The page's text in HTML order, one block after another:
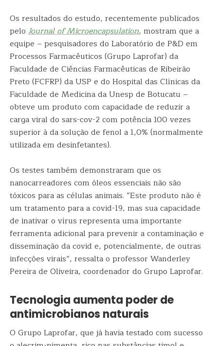
Os resultados do estudo, recentemente publicados
pelo Journal of Microencapsulation, mostram que a
equipe – pesquisadores do Laboratório de P&D em
Processos Farmacêuticos (Grupo Laprofar) da
Faculdade de Ciências Farmacêuticas de Ribeirão
Preto (FCFRP) da USP e do Hospital das Clínicas da
Faculdade de Medicina da Unesp de Botucatu –
obteve um produto com capacidade de reduzir a
carga viral do sars-cov-2 com potência 100 vezes
superior à da solução de fenol a 1,0% (normalmente
utilizada em desinfetantes).
Os testes também demonstraram que os
nanocarreadores com óleos essenciais não são
tóxicos para as células animais. “Este produto não é
um tratamento para a covid-19, mas sua capacidade
de inativar o vírus representa uma importante
ferramenta adicional para prevenir a contaminação e
disseminação da covid e, potencialmente, de outras
infecções virais”, ressalta o professor Wanderley
Pereira de Oliveira, coordenador do Grupo Laprofar.
Tecnologia aumenta poder de
antimicrobianos naturais
O Grupo Laprofar, que já havia testado com sucesso